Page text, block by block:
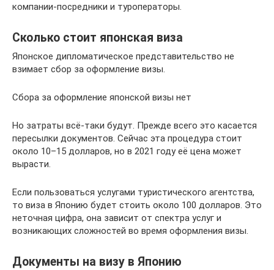
компании-посредники и туроператоры.
Сколько стоит японская виза
Японское дипломатическое представительство не
взимает сбор за оформление визы.
Сбора за оформление японской визы нет
Но затраты всё-таки будут. Прежде всего это касается
пересылки документов. Сейчас эта процедура стоит
около 10–15 долларов, но в 2021 году её цена может
вырасти.
Если пользоваться услугами туристического агентства,
то виза в Японию будет стоить около 100 долларов. Это
неточная цифра, она зависит от спектра услуг и
возникающих сложностей во время оформления визы.
Документы на визу в Японию